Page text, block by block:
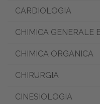
PERIODICI
INFO
CARDIOLOGIA
CHIMICA GENERALE
CHIMICA ORGANICA
CHIRURGIA
CINESIOLOGIA